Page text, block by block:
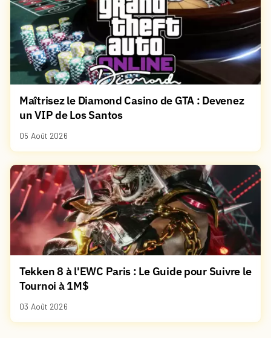
Maîtrisez le Diamond Casino de GTA : Devenez
un VIP de Los Santos
05 Août 2026
Tekken 8 à l'EWC Paris : Le Guide pour Suivre le
Tournoi à 1M$
03 Août 2026